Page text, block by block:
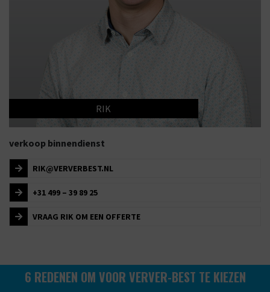
RIK
verkoop binnendienst
RIK@VERVERBEST.NL
+31 499 – 39 89 25
VRAAG RIK OM EEN OFFERTE
6 REDENEN OM VOOR VERVER-BEST TE KIEZEN